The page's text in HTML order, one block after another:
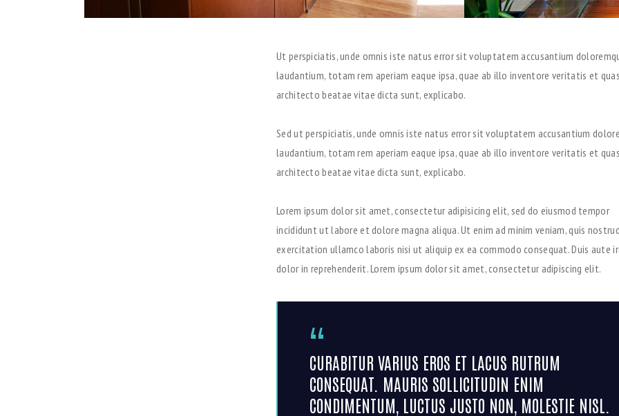
Ut perspiciatis, unde omnis iste natus error sit voluptatem accusantium
laudantium, totam rem aperiam eaque ipsa, quae ab illo inventore veritatis et
architecto beatae vitae dicta sunt, explicabo.
Sed ut perspiciatis, unde omnis iste natus error sit voluptatem accusantium
laudantium, totam rem aperiam eaque ipsa, quae ab illo inventore veritatis et
architecto beatae vitae dicta sunt, explicabo.
Lorem ipsum dolor sit amet, consectetur adipisicing elit, sed do eiusmod tempor
incididunt ut labore et dolore magna aliqua. Ut enim ad minim veniam, quis
exercitation ullamco laboris nisi ut aliquip ex ea commodo consequat. Duis aute
dolor in reprehenderit. Lorem ipsum dolor sit amet, consectetur adipiscing elit.
CURABITUR VARIUS EROS ET LACUS RUTRUM
CONSEQUAT. MAURIS SOLLICITUDIN ENIM
CONDIMENTUM, LUCTUS JUSTO NON, MOLESTIE NISL.